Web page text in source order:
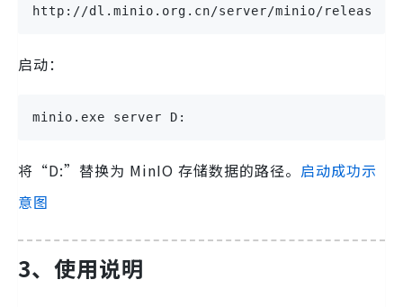
http://dl.minio.org.cn/server/minio/release/
启动：
minio.exe server D:
将“D:”替换为 MinIO 存储数据的路径。 启动成功示
意图
3、使用说明